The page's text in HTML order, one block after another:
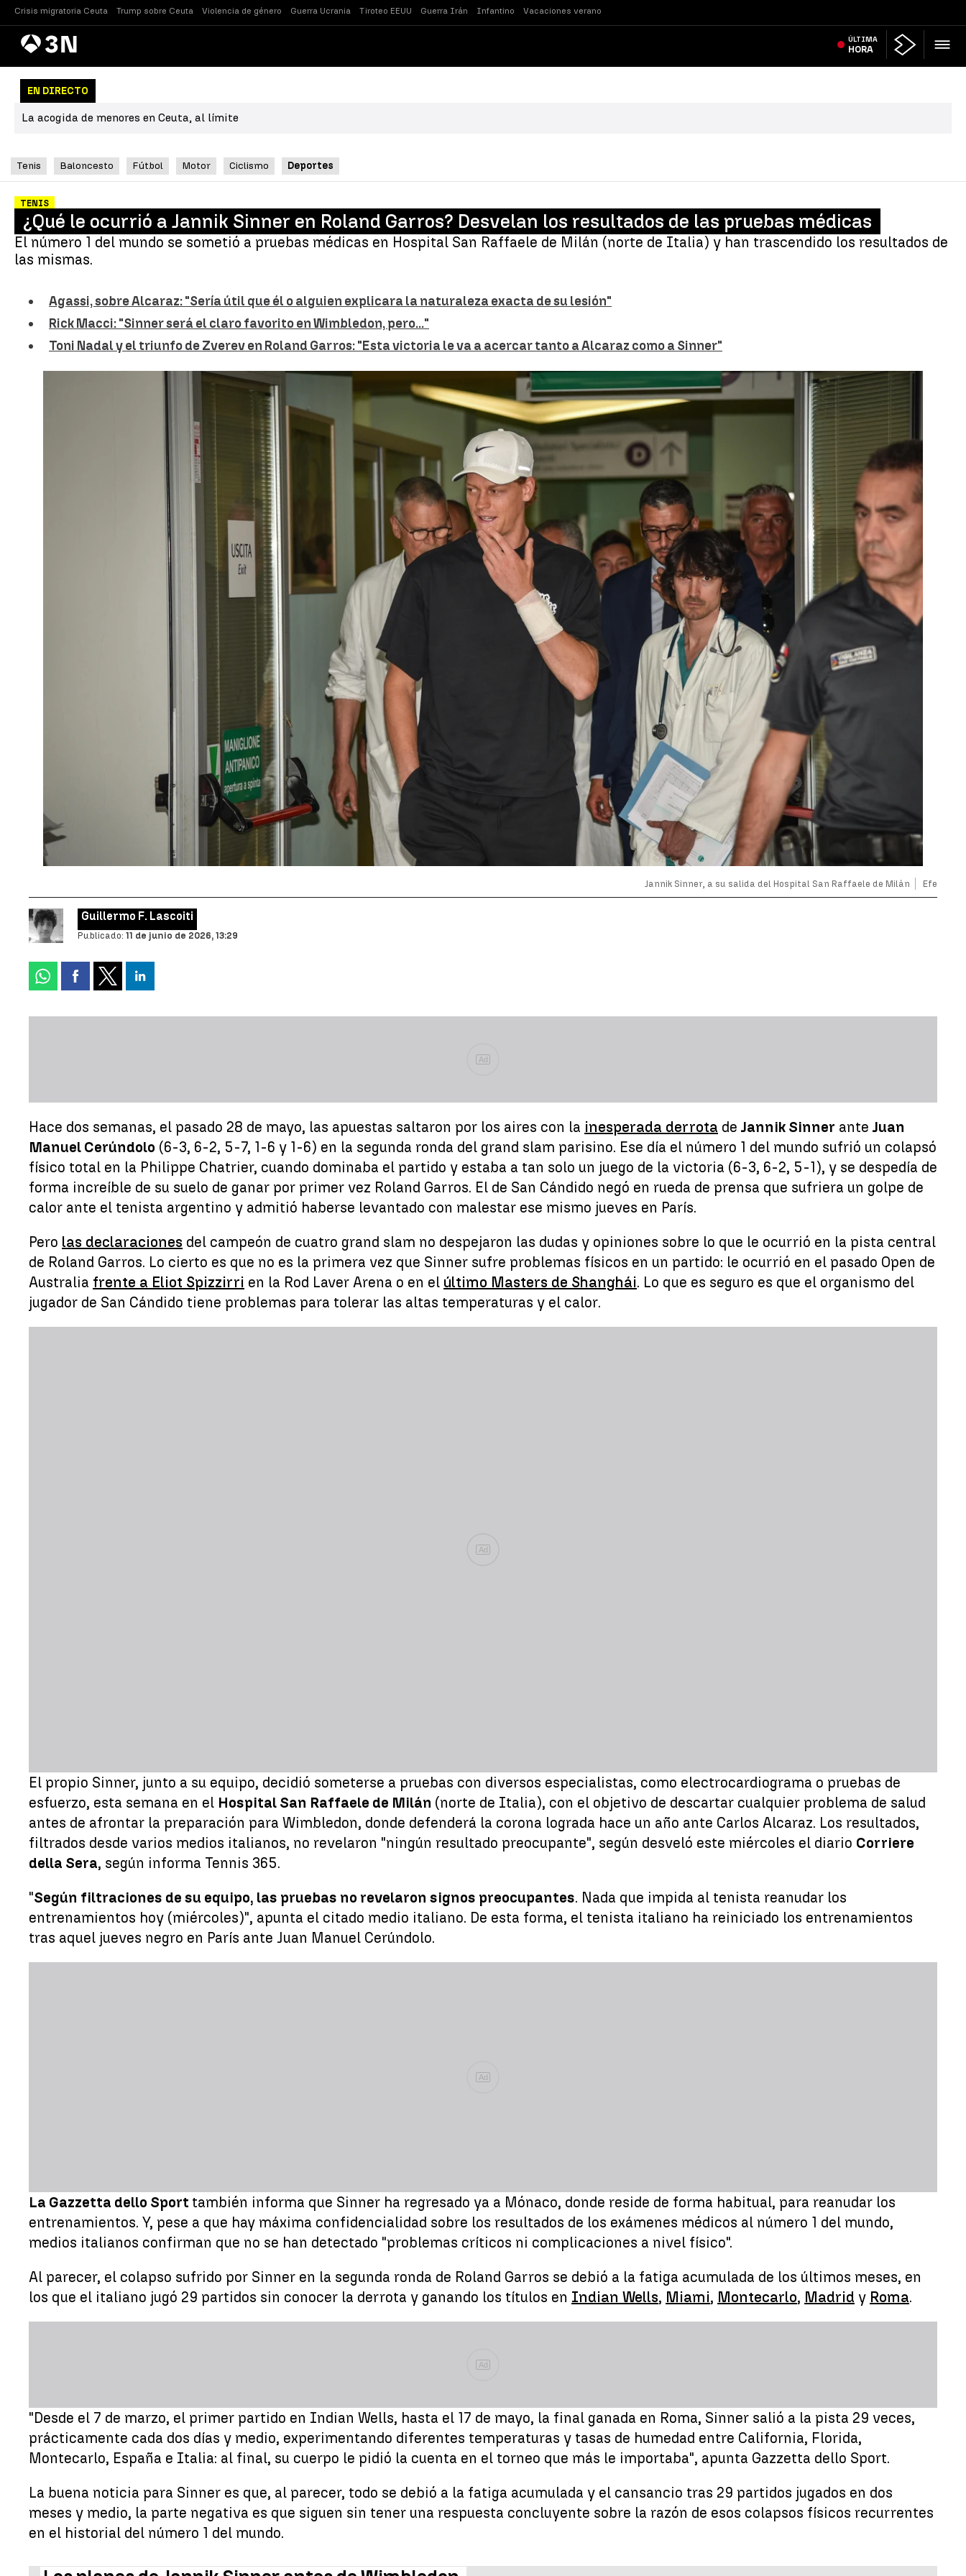
Crisis migratoria Ceuta Trump sobre Ceuta Violencia de género Guerra Ucrania Tiroteo EEUU Guerra Irán Infantino Vacaciones verano
AntenaNoticias ÚLTIMA
HORA
EN DIRECTO
La acogida de menores en Ceuta, al límite
Tenis Baloncesto Fútbol Motor Ciclismo Deportes
TENIS
¿Qué le ocurrió a Jannik Sinner en Roland Garros? Desvelan los resultados de las pruebas médicas
El número 1 del mundo se sometió a pruebas médicas en Hospital San Raffaele de Milán (norte de Italia) y han trascendido los resultados de
las mismas.
Agassi, sobre Alcaraz: "Sería útil que él o alguien explicara la naturaleza exacta de su lesión"
Rick Macci: "Sinner será el claro favorito en Wimbledon, pero..."
Toni Nadal y el triunfo de Zverev en Roland Garros: "Esta victoria le va a acercar tanto a Alcaraz como a Sinner"
Jannik Sinner, a su salida del Hospital San Raffaele de Milán Efe
Guillermo F. Lascoiti
Publicado:11 de junio de 2026, 13:29
Ad
Hace dos semanas, el pasado 28 de mayo, las apuestas saltaron por los aires con la inesperada derrota de Jannik Sinner ante Juan
Manuel Cerúndolo (6-3, 6-2, 5-7, 1-6 y 1-6) en la segunda ronda del grand slam parisino. Ese día el número 1 del mundo sufrió un colapsó
físico total en la Philippe Chatrier, cuando dominaba el partido y estaba a tan solo un juego de la victoria (6-3, 6-2, 5-1), y se despedía de
forma increíble de su suelo de ganar por primer vez Roland Garros. El de San Cándido negó en rueda de prensa que sufriera un golpe de
calor ante el tenista argentino y admitió haberse levantado con malestar ese mismo jueves en París.
Pero las declaraciones del campeón de cuatro grand slam no despejaron las dudas y opiniones sobre lo que le ocurrió en la pista central
de Roland Garros. Lo cierto es que no es la primera vez que Sinner sufre problemas físicos en un partido: le ocurrió en el pasado Open de
Australia frente a Eliot Spizzirri en la Rod Laver Arena o en el último Masters de Shanghái. Lo que es seguro es que el organismo del
jugador de San Cándido tiene problemas para tolerar las altas temperaturas y el calor.
Ad
El propio Sinner, junto a su equipo, decidió someterse a pruebas con diversos especialistas, como electrocardiograma o pruebas de
esfuerzo, esta semana en el Hospital San Raffaele de Milán (norte de Italia), con el objetivo de descartar cualquier problema de salud
antes de afrontar la preparación para Wimbledon, donde defenderá la corona lograda hace un año ante Carlos Alcaraz. Los resultados,
filtrados desde varios medios italianos, no revelaron "ningún resultado preocupante", según desveló este miércoles el diario Corriere
della Sera, según informa Tennis 365.
"Según filtraciones de su equipo, las pruebas no revelaron signos preocupantes. Nada que impida al tenista reanudar los
entrenamientos hoy (miércoles)", apunta el citado medio italiano. De esta forma, el tenista italiano ha reiniciado los entrenamientos
tras aquel jueves negro en París ante Juan Manuel Cerúndolo.
Ad
La Gazzetta dello Sport también informa que Sinner ha regresado ya a Mónaco, donde reside de forma habitual, para reanudar los
entrenamientos. Y, pese a que hay máxima confidencialidad sobre los resultados de los exámenes médicos al número 1 del mundo,
medios italianos confirman que no se han detectado "problemas críticos ni complicaciones a nivel físico".
Al parecer, el colapso sufrido por Sinner en la segunda ronda de Roland Garros se debió a la fatiga acumulada de los últimos meses, en
los que el italiano jugó 29 partidos sin conocer la derrota y ganando los títulos en Indian Wells, Miami, Montecarlo, Madrid y Roma.
Ad
"Desde el 7 de marzo, el primer partido en Indian Wells, hasta el 17 de mayo, la final ganada en Roma, Sinner salió a la pista 29 veces,
prácticamente cada dos días y medio, experimentando diferentes temperaturas y tasas de humedad entre California, Florida,
Montecarlo, España e Italia: al final, su cuerpo le pidió la cuenta en el torneo que más le importaba", apunta Gazzetta dello Sport.
La buena noticia para Sinner es que, al parecer, todo se debió a la fatiga acumulada y el cansancio tras 29 partidos jugados en dos
meses y medio, la parte negativa es que siguen sin tener una respuesta concluyente sobre la razón de esos colapsos físicos recurrentes
en el historial del número 1 del mundo.